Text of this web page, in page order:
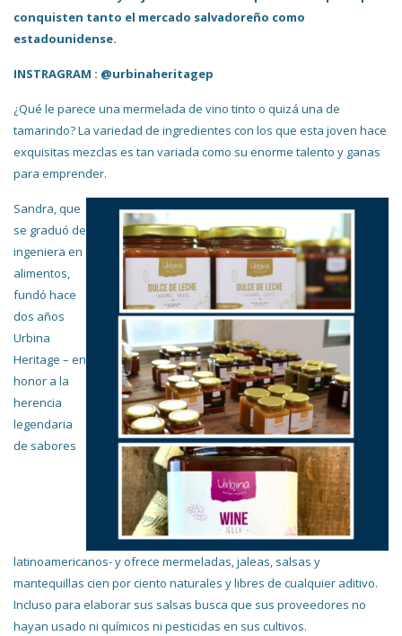
conquisten tanto el mercado salvadoreño como
estadounidense.
INSTRAGRAM : @urbinaheritagep
¿Qué le parece una mermelada de vino tinto o quizá una de
tamarindo? La variedad de ingredientes con los que esta joven hace
exquisitas mezclas es tan variada como su enorme talento y ganas
para emprender.
Sandra, que
se graduó de
ingeniera en
alimentos,
fundó hace
dos años
Urbina
Heritage – en
honor a la
herencia
legendaria
de sabores
latinoamericanos- y ofrece mermeladas, jaleas, salsas y
mantequillas cien por ciento naturales y libres de cualquier aditivo.
Incluso para elaborar sus salsas busca que sus proveedores no
hayan usado ni químicos ni pesticidas en sus cultivos.